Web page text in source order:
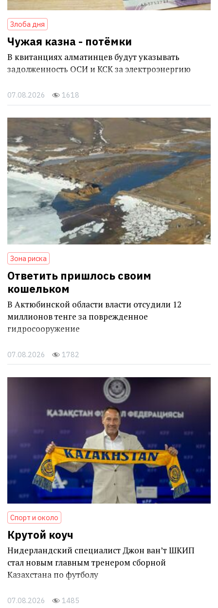
Злоба дня
Чужая казна - потёмки
В квитанциях алматинцев будут указывать
задолженность ОСИ и КСК за электроэнергию
07.08.2026 1618
Зона риска
Ответить пришлось своим
кошельком
В Актюбинской области власти отсудили 12
миллионов тенге за поврежденное
гидросооружение
07.08.2026 1782
Спорт и около
Крутой коуч
Нидерландский специалист Джон ван’т ШКИП
стал новым главным тренером сборной
Казахстана по футболу
07.08.2026 1485